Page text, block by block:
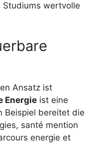
Studiums wertvolle
Ansatz ist
Energie ist eine
Beispiel bereitet die
santé mention
energie et